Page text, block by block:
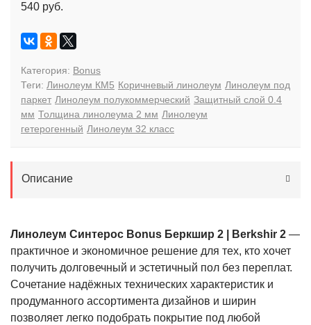
540 руб.
Категория: Bonus
Теги: Линолеум КМ5 Коричневый линолеум Линолеум под
паркет Линолеум полукоммерческий Защитный слой 0.4
мм Толщина линолеума 2 мм Линолеум
гетерогенный Линолеум 32 класс
Описание
Линолеум Синтерос Bonus Беркшир 2 | Berkshir 2 —
практичное и экономичное решение для тех, кто хочет
получить долговечный и эстетичный пол без переплат.
Сочетание надёжных технических характеристик и
продуманного ассортимента дизайнов и ширин
позволяет легко подобрать покрытие под любой